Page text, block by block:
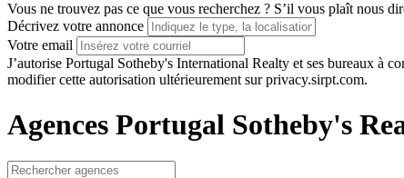
Vous ne trouvez pas ce que vous recherchez ? S’il vous plaît nous
Décrivez votre annonce
Votre email
J’autorise Portugal Sotheby's International Realty et ses bureaux à
modifier cette autorisation ultérieurement sur privacy.sirpt.com.
Agences Portugal Sotheby's